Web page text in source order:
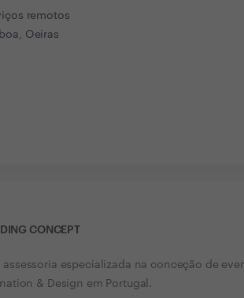
remotos
Oeiras
CONCEPT
especializada na conceção de
& Design em Portugal.